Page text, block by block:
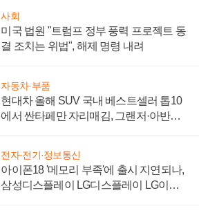
사회
미국 법원 "트럼프 정부 풍력 프로젝트 동
결 조치는 위법", 해제 명령 내려
자동차·부품
현대차 올해 SUV 국내 베스트셀러 톱10
에서 싼타페만 자리매김, 그랜저·아반떼
전자·전기·정보통신
아이폰18 '메모리 부족'에 출시 지연되나,
삼성디스플레이 LG디스플레이 LG이노